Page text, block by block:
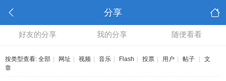
分享
好友的分享 我的分享 随便看看
按类型查看: 全部 网址 视频 音乐 Flash 投票 用户 帖子
文
章